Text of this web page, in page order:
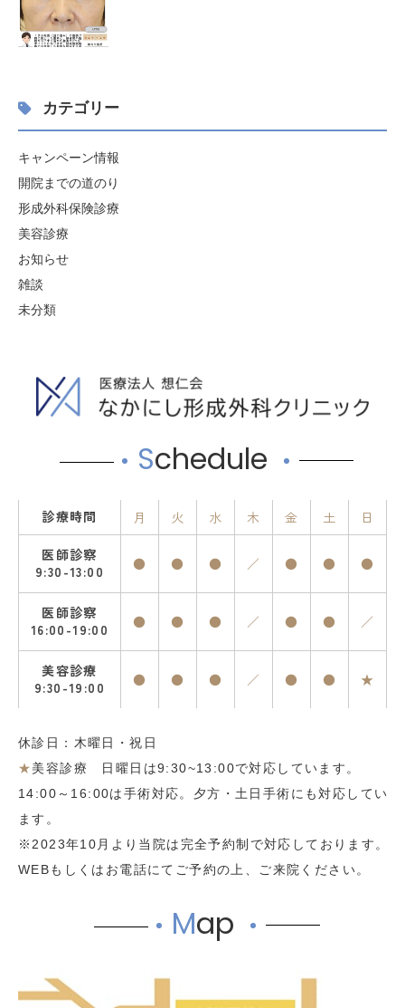
カテゴリー
キャンペーン情報
開院までの道のり
形成外科保険診療
美容診療
お知らせ
雑談
未分類
Schedule
診療時間 月 火 水 木 金 土 日
医師診察
9:30-13:00
● ● ● ／ ● ● ●
医師診察
16:00-19:00
● ● ● ／ ● ● ／
美容診療
9:30-19:00
● ● ● ／ ● ● ★
休診日：木曜日・祝日
★美容診療 日曜日は9:30~13:00で対応しています。
14:00～16:00は手術対応。夕方・土日手術にも対応してい
ます。
※2023年10月より当院は完全予約制で対応しております。
WEBもしくはお電話にてご予約の上、ご来院ください。
Map